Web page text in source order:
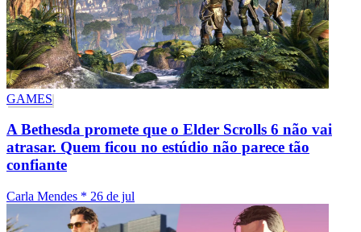
GAMES
A Bethesda promete que o Elder Scrolls 6 não vai
atrasar. Quem ficou no estúdio não parece tão
confiante
Carla Mendes * 26 de jul